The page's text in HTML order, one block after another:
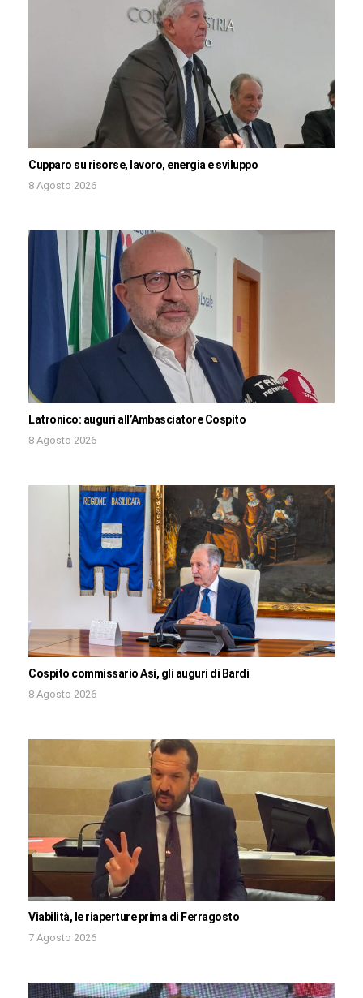
Cupparo su risorse, lavoro, energia e sviluppo
8 Agosto 2026
Latronico: auguri all’Ambasciatore Cospito
8 Agosto 2026
Cospito commissario Asi, gli auguri di Bardi
8 Agosto 2026
Viabilità, le riaperture prima di Ferragosto
7 Agosto 2026